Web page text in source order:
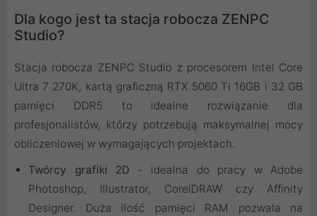
Dla kogo jest ta stacja robocza ZENPC
Studio?
Stacja robocza ZENPC Studio z procesorem Intel Core
Ultra 7 270K, kartą graficzną RTX 5060 Ti 16GB i 32 GB
pamięci DDR5 to idealne rozwiązanie dla
profesjonalistów, którzy potrzebują maksymalnej mocy
obliczeniowej w wymagających projektach.
Twórcy grafiki 2D - idealna do pracy w Adobe
Photoshop, Illustrator, CorelDRAW czy Affinity
Designer. Duża ilość pamięci RAM pozwala na